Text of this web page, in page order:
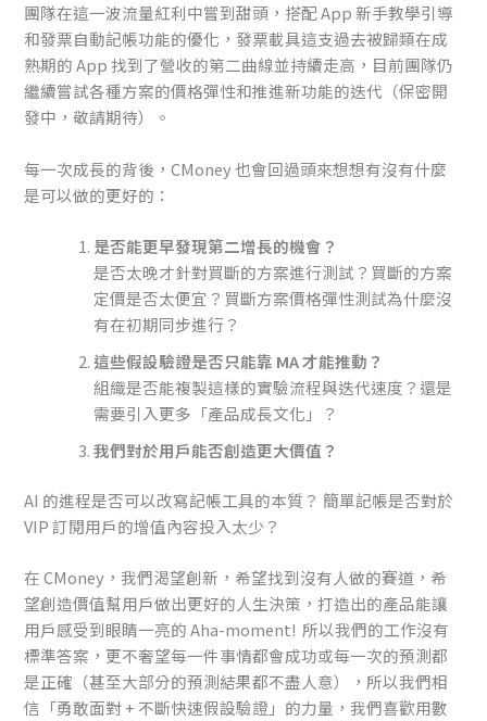
團隊在這一波流量紅利中嘗到甜頭，搭配 App 新手教學引導
和發票自動記帳功能的優化，發票載具這支過去被歸類在成
熟期的 App 找到了營收的第二曲線並持續走高，目前團隊仍
繼續嘗試各種方案的價格彈性和推進新功能的迭代（保密開
發中，敬請期待）。
每一次成長的背後，CMoney 也會回過頭來想想有沒有什麼
是可以做的更好的：
是否能更早發現第二增長的機會？
是否太晚才針對買斷的方案進行測試？買斷的方案
定價是否太便宜？買斷方案價格彈性測試為什麼沒
有在初期同步進行？
這些假設驗證是否只能靠 MA 才能推動？
組織是否能複製這樣的實驗流程與迭代速度？還是
需要引入更多「產品成長文化」？
我們對於用戶能否創造更大價值？
AI 的進程是否可以改寫記帳工具的本質？ 簡單記帳是否對於
VIP 訂閱用戶的增值內容投入太少？
在 CMoney，我們渴望創新，希望找到沒有人做的賽道，希
望創造價值幫用戶做出更好的人生決策，打造出的產品能讓
用戶感受到眼睛一亮的 Aha-moment! 所以我們的工作沒有
標準答案，更不奢望每一件事情都會成功或每一次的預測都
是正確（甚至大部分的預測結果都不盡人意），所以我們相
信「勇敢面對 + 不斷快速假設驗證」的力量，我們喜歡用數